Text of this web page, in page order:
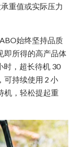
重值或实际压力
始终坚持品质
即所得的高产品体
时，超长待机 30
可持续使用 2 小
机，轻松提起重